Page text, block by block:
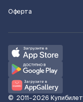
Оферта
© 2011–2026 Купибилет